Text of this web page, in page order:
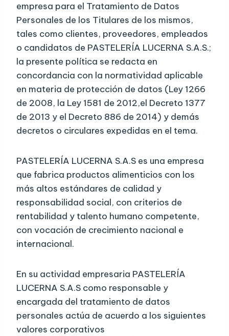
empresa para el Tratamiento de Datos
Personales de los Titulares de los mismos,
tales como clientes, proveedores, empleados
o candidatos de PASTELERÍA LUCERNA S.A.S.;
la presente política se redacta en
concordancia con la normatividad aplicable
en materia de protección de datos (Ley 1266
de 2008, la Ley 1581 de 2012,el Decreto 1377
de 2013 y el Decreto 886 de 2014) y demás
decretos o circulares expedidas en el tema.
PASTELERÍA LUCERNA S.A.S es una empresa
que fabrica productos alimenticios con los
más altos estándares de calidad y
responsabilidad social, con criterios de
rentabilidad y talento humano competente,
con vocación de crecimiento nacional e
internacional.
En su actividad empresaria PASTELERÍA
LUCERNA S.A.S como responsable y
encargada del tratamiento de datos
personales actúa de acuerdo a los siguientes
valores corporativos